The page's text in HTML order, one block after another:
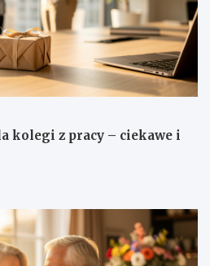
kolegi z pracy – ciekawe i